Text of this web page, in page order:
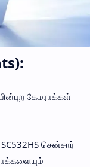
கேமராக்கள்
சென்சார்